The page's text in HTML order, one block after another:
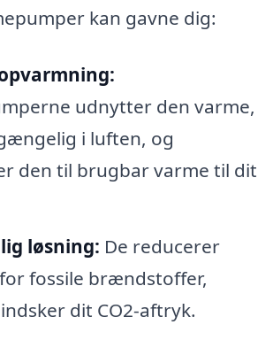
kan gavne dig:
udnytter den varme,
i luften, og
den til brugbar varme til dit
løsning: De reducerer
fossile brændstoffer,
dit CO2-aftryk.